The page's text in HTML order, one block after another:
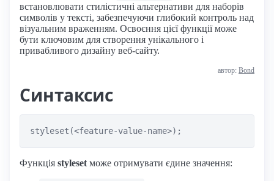
встановлювати стилістичні альтернативи для наборів
символів у тексті, забезпечуючи глибокий контроль над
візуальним враженням. Освоєння цієї функції може
бути ключовим для створення унікального і
привабливого дизайну веб-сайту.
автор: Bond
Синтаксис
styleset(<feature-value-name>);
Функція styleset може отримувати єдине значення: